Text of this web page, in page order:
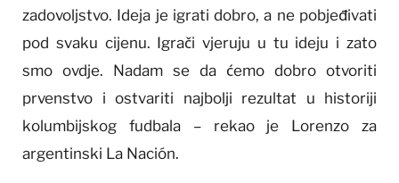
zadovoljstvo. Ideja je igrati dobro, a ne pobjeđivati
pod svaku cijenu. Igrači vjeruju u tu ideju i zato
smo ovdje. Nadam se da ćemo dobro otvoriti
prvenstvo i ostvariti najbolji rezultat u historiji
kolumbijskog fudbala – rekao je Lorenzo za
argentinski La Nación.